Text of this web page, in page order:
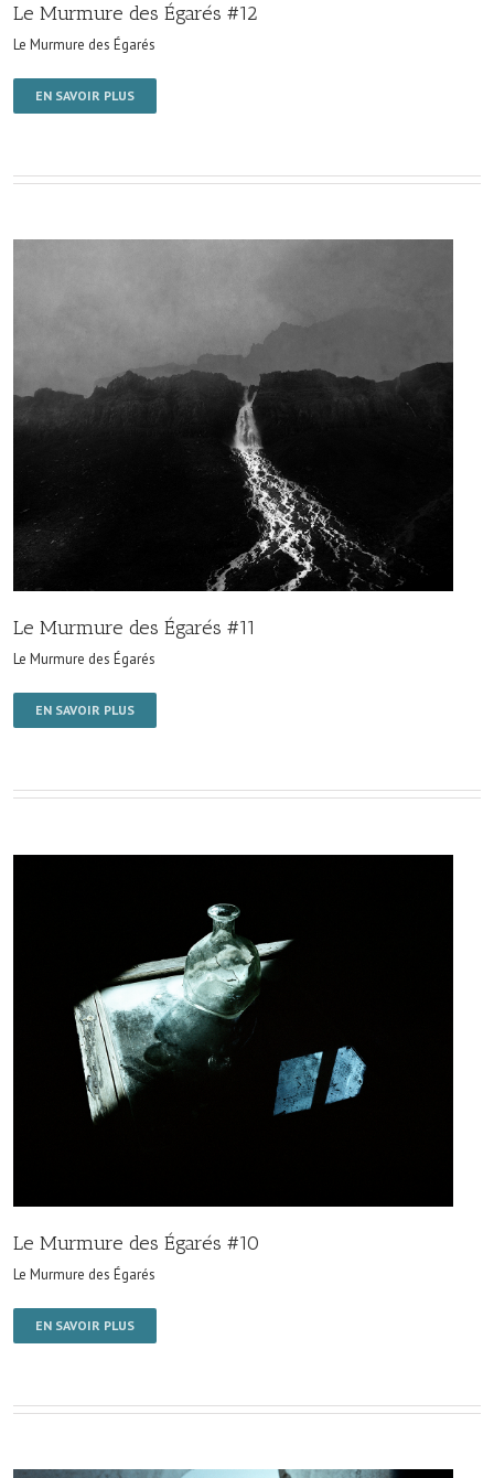
Le Murmure des Égarés #12
Le Murmure des Égarés
EN SAVOIR PLUS
Le Murmure des Égarés #11
Le Murmure des Égarés
EN SAVOIR PLUS
Le Murmure des Égarés #10
Le Murmure des Égarés
EN SAVOIR PLUS